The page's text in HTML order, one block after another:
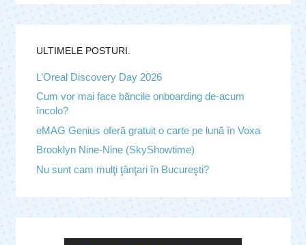
ULTIMELE POSTURI.
L’Oreal Discovery Day 2026
Cum vor mai face băncile onboarding de-acum
încolo?
eMAG Genius oferă gratuit o carte pe lună în Voxa
Brooklyn Nine-Nine (SkyShowtime)
Nu sunt cam mulţi ţânţari în Bucureşti?